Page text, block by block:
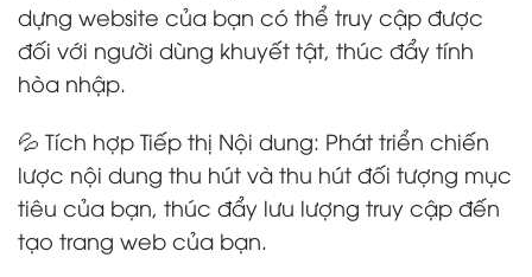
dựng website của bạn có thể truy cập được
đối với người dùng khuyết tật, thúc đẩy tính
hòa nhập.
💦 Tích hợp Tiếp thị Nội dung: Phát triển chiến
lược nội dung thu hút và thu hút đối tượng mục
tiêu của bạn, thúc đẩy lưu lượng truy cập đến
tạo trang web của bạn.